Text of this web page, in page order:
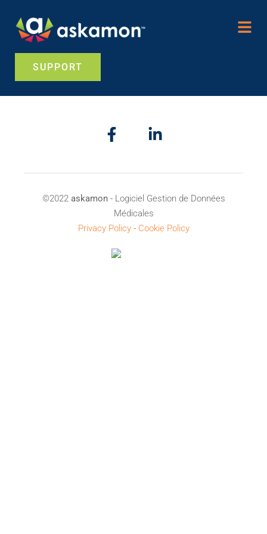
SUPPORT
©2022 askamon- Logiciel Gestion de Données
Médicales
Privacy Policy- Cookie Policy